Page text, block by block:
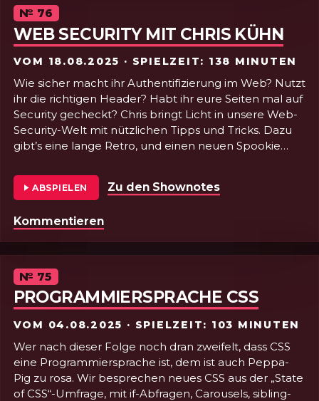
Macht’s gut und wir sehen uns!
Episode
№ 76
WEB SECURITY MIT CHRIS KÜHN
VOM 18.08.2025 · SPIELZEIT: 138 MINUTEN
Wie sicher macht ihr Authentifizierung im Web? Nutzt
ihr die richtigen Header? Habt ihr eure Seiten mal auf
Security gecheckt? Chris bringt Licht in unsere Web-
Security-Welt mit nützlichen Tipps und Tricks. Dazu
gibt’s eine lange Retro, und einen neuen Spookie
ABSPIELEN Zu den Shownotes
Folge 76 - Web Security mit Chris Kühn
Kommentieren
Episode
№ 75
PROGRAMMIERSPRACHE CSS
VOM 04.08.2025 · SPIELZEIT: 103 MINUTEN
Wer nach dieser Folge noch dran zweifelt, dass CSS
eine Programmiersprache ist, dem ist auch Peppa-
Pig zu rosa. Wir besprechen neues CSS aus der „State
of CSS“-Umfrage, mit if-Abfragen, Carousels, sibling-